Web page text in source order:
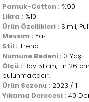
Pamuk-Cotton : %90
Likra : %10
Ürün Özellikleri : Simli,
Mevsim : Yaz
Stil : Trend
Numune Bedeni : 3 Yaş
Ölçü : Boy 51 cm, En 26
bulunmaktadır.
Ürün Sezonu : 2023 / 1
Yıkama Derecesi : 40